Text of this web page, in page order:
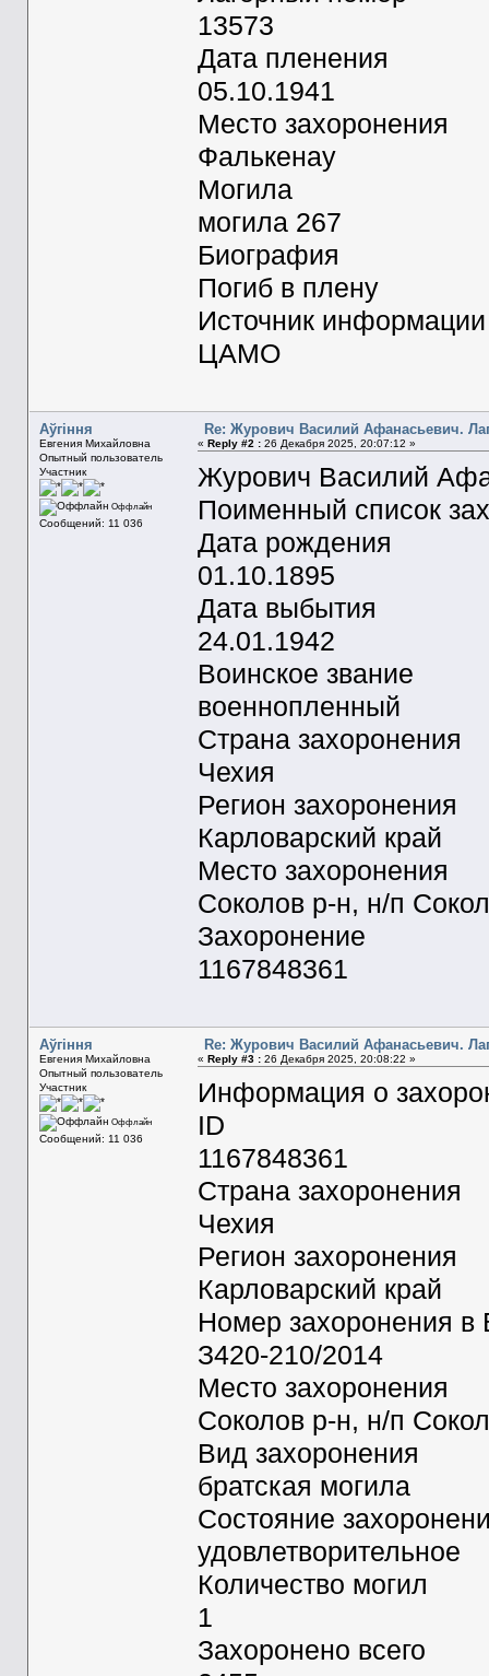
13573
Дата пленения
05.10.1941
Место захоронения
Фалькенау
Могила
могила 267
Биография
Погиб в плену
Источник информации
ЦАМО
Aўгiння
Евгения Михайловна
Опытный пользователь
Участник
Оффлайн
Сообщений: 11 036
Re: Журович Василий Афанасьевич.
« Reply #2 :26 Декабря 2025, 20:07:12 »
Журович Василий
Поименный список
Дата рождения
01.10.1895
Дата выбытия
24.01.1942
Воинское звание
военнопленный
Страна захоронения
Чехия
Регион захоронения
Карловарский край
Место захоронения
Соколов р-н, н/п
Захоронение
1167848361
Aўгiння
Евгения Михайловна
Опытный пользователь
Участник
Оффлайн
Сообщений: 11 036
Re: Журович Василий Афанасьевич.
« Reply #3 :26 Декабря 2025, 20:08:22 »
Информация о
ID
1167848361
Страна захоронения
Чехия
Регион захоронения
Карловарский край
Номер захоронения
З420-210/2014
Место захоронения
Соколов р-н, н/п
Вид захоронения
братская могила
Состояние
удовлетворительное
Количество могил
1
Захоронено всего